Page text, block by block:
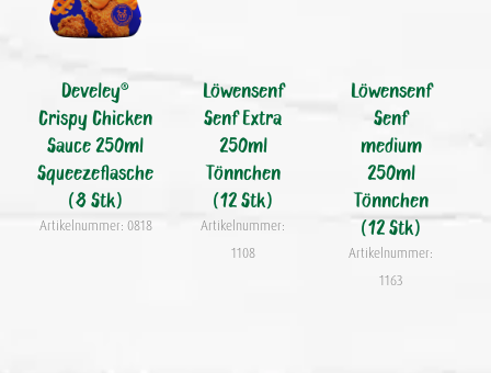
Develey®
Crispy Chicken
Sauce 250ml
Squeezeflasche
(8 Stk)
Artikelnummer: 0818
Löwensenf
Senf Extra
250ml
Tönnchen
(12 Stk)
Artikelnummer:
1108
Löwensenf
Senf
medium
250ml
Tönnchen
(12 Stk)
Artikelnummer:
1163